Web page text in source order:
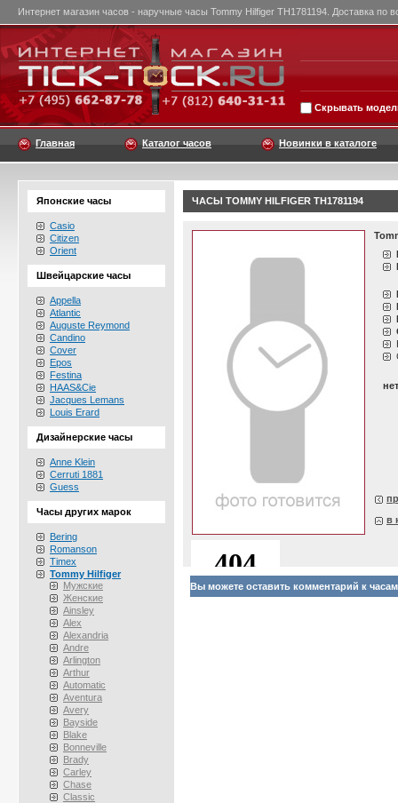
Интернет магазин часов - наручные часы Tommy Hilfiger TH1781194. Доставка по
Скрывать
Главная Каталог часов Новинки в каталоге
Японские часы
Casio
Citizen
Orient
Швейцарские часы
Appella
Atlantic
Auguste Reymond
Candino
Cover
Epos
Festina
HAAS&Cie
Jacques Lemans
Louis Erard
Дизайнерские часы
Anne Klein
Cerruti 1881
Guess
Часы других марок
Bering
Romanson
Timex
Tommy Hilfiger
Мужские
Женские
Ainsley
Alex
Alexandria
Andre
Arlington
Arthur
Automatic
Aventura
Avery
Bayside
Blake
Bonneville
Brady
Carley
Chase
Classic
ЧАСЫ TOMMY HILFIGER TH1781194
в
Вы можете оставить комментарий к